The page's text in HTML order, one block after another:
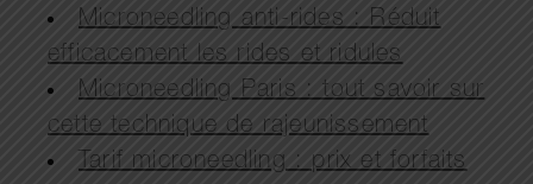
Microneedling anti-rides : Réduit
efficacement les rides et ridules
Microneedling Paris : tout savoir sur
cette technique de rajeunissement
Tarif microneedling : prix et forfaits